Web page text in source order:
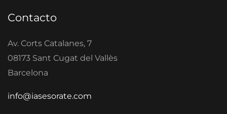
Contacto
Av. Corts Catalanes, 7
08173 Sant Cugat del Vallès
Barcelona
info@iasesorate.com